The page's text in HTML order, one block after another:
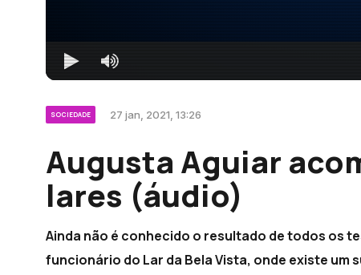
SOCIEDADE 27 jan, 2021, 13:26
Augusta Aguiar
lares (áudio)
Ainda não é conhecido o resultado de todos os
funcionário do Lar da Bela Vista, onde existe um